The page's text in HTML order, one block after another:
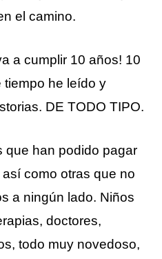
el camino.
a cumplir 10 años! 10
tiempo he leído y
DE TODO TIPO.
que han podido pagar
como otras que no
a ningún lado. Niños
doctores,
todo muy novedoso,